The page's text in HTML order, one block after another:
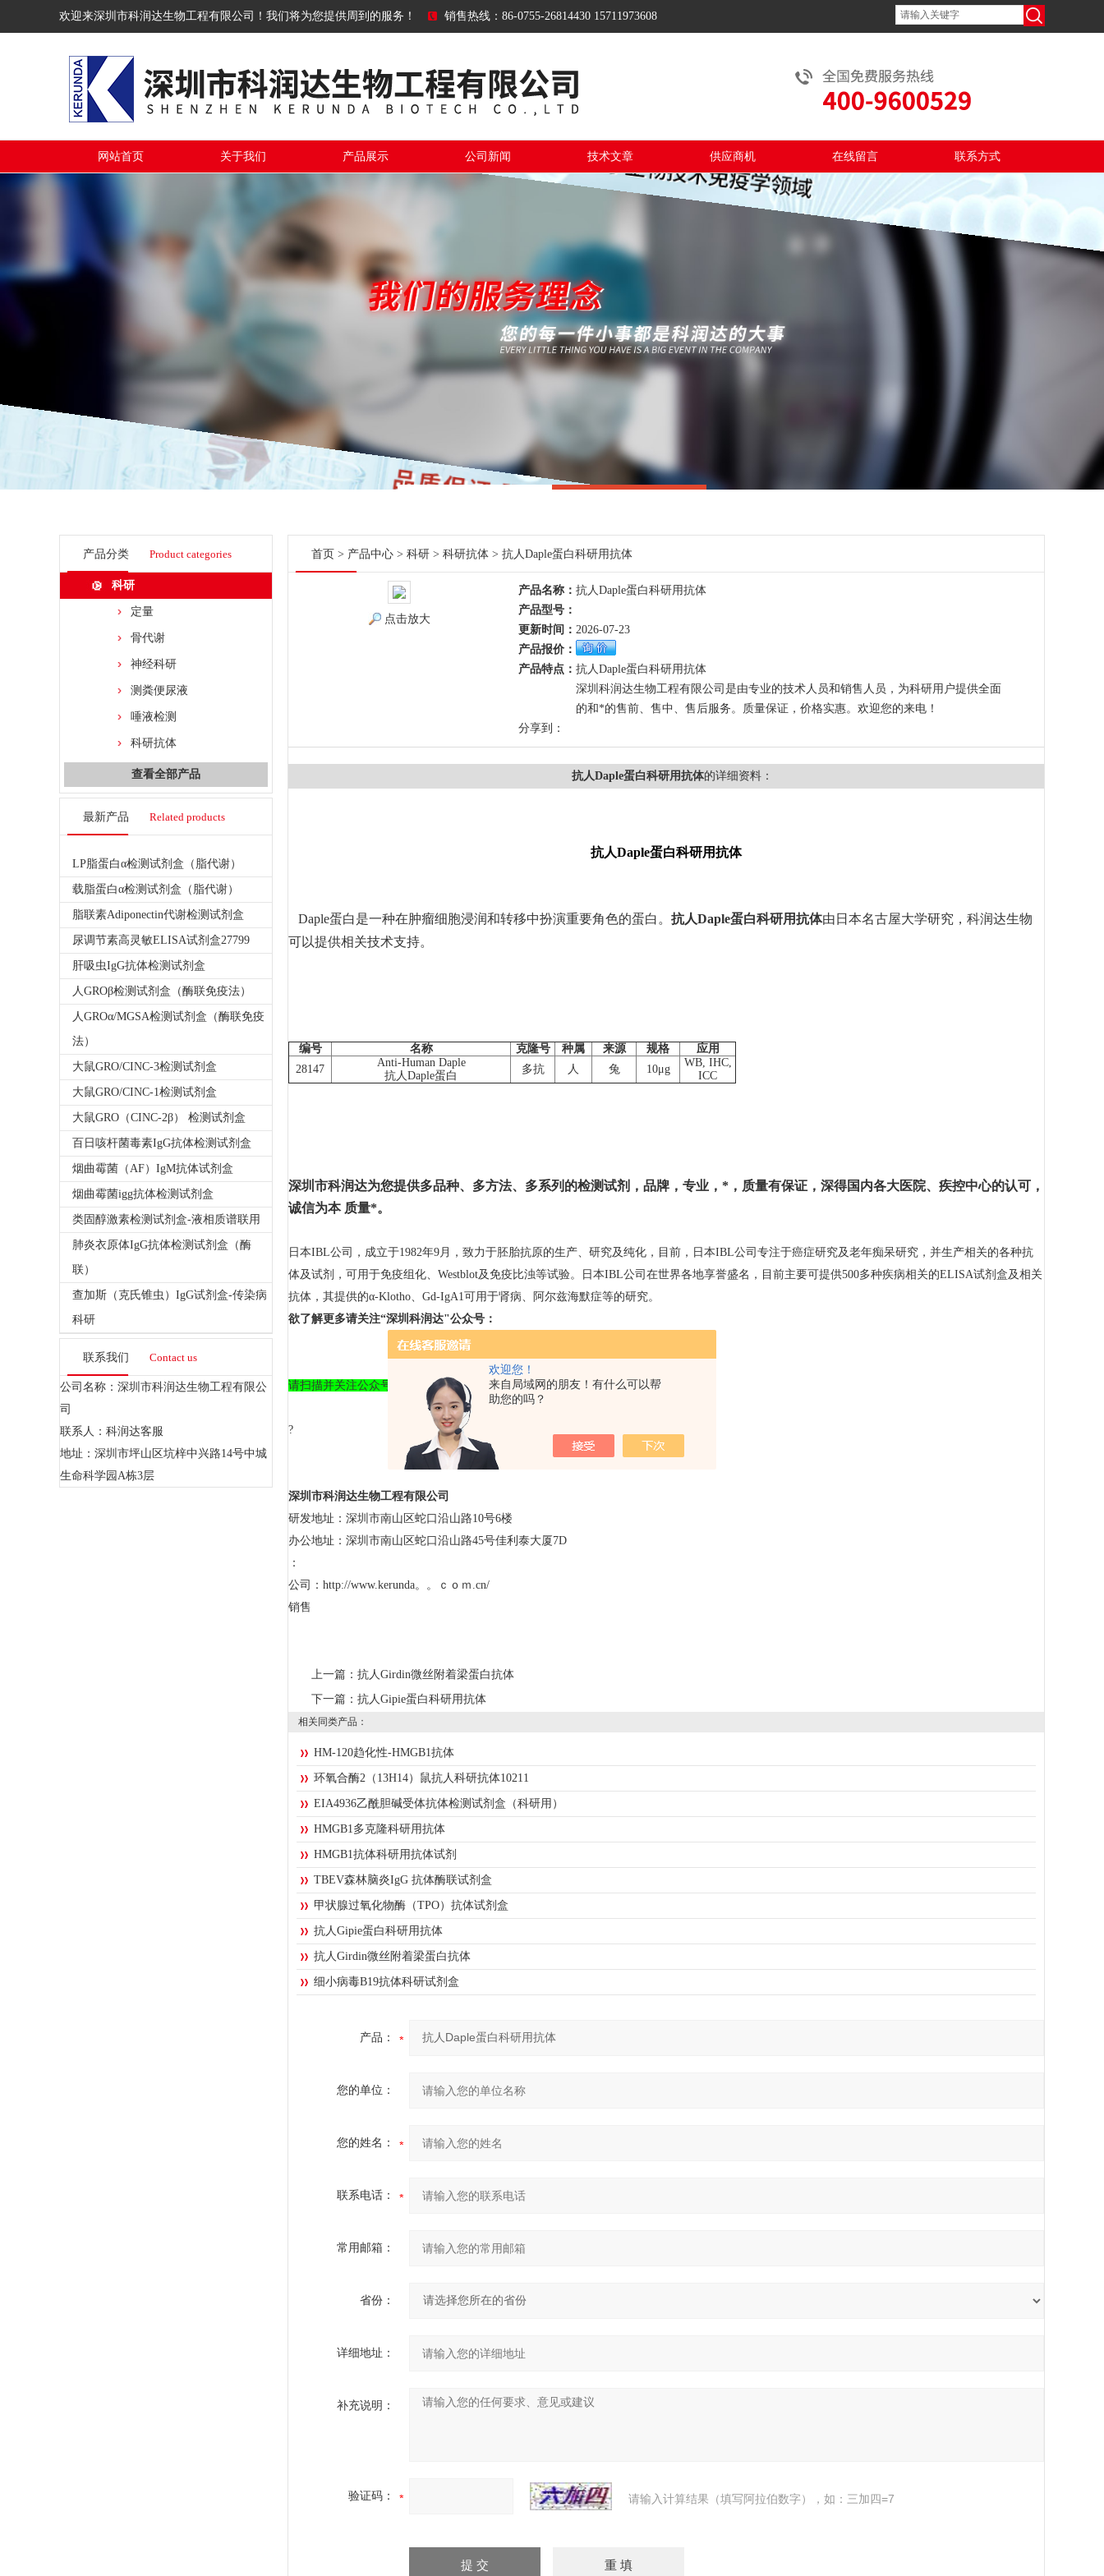
欢迎您！
来自局域网的朋友！有什么可以帮
助您的吗？
欢迎来深圳市科润达生物工程有限公司！我们将为您提供周到的服务！ 销售热线：86-0755-26814430 15711973608
网站首页 关于我们 产品展示 公司新闻 技术文章 供应商机 在线留言 联系方式
产品分类 Product categories
科研
定量
骨代谢
神经科研
测粪便尿液
唾液检测
科研抗体
查看全部产品
最新产品 Related products
LP脂蛋白α检测试剂盒（脂代谢）
载脂蛋白α检测试剂盒（脂代谢）
脂联素Adiponectin代谢检测试剂盒
尿调节素高灵敏ELISA试剂盒27799
肝吸虫IgG抗体检测试剂盒
人GROβ检测试剂盒（酶联免疫法）
人GROα/MGSA检测试剂盒（酶联免疫
法）
大鼠GRO/CINC-3检测试剂盒
大鼠GRO/CINC-1检测试剂盒
大鼠GRO（CINC-2β） 检测试剂盒
百日咳杆菌毒素IgG抗体检测试剂盒
烟曲霉菌（AF）IgM抗体试剂盒
烟曲霉菌igg抗体检测试剂盒
类固醇激素检测试剂盒-液相质谱联用
肺炎衣原体IgG抗体检测试剂盒（酶
联）
查加斯（克氏锥虫）IgG试剂盒-传染病
科研
联系我们 Contact us
公司名称：深圳市科润达生物工程有限公
司
联系人：科润达客服
地址：深圳市坪山区坑梓中兴路14号中城
生命科学园A栋3层
首页 > 产品中心 > 科研 > 科研抗体 > 抗人Daple蛋白科研用抗体
点击放大
产品名称： 抗人Daple蛋白科研用抗体
产品型号：
更新时间： 2026-07-23
产品报价：
产品特点： 抗人Daple蛋白科研用抗体
深圳科润达生物工程有限公司是由专业的技术人员和销售人员，为科研用户提供全面
的和*的售前、售中、售后服务。质量保证，价格实惠。欢迎您的来电！
分享到：
抗人Daple蛋白科研用抗体的详细资料：
抗人Daple蛋白科研用抗体
Daple蛋白是一种在肿瘤细胞浸润和转移中扮演重要角色的蛋白。 抗人Daple蛋白科研用抗体由日本名古屋大学研究，科润达生物
可以提供相关技术支持。
编号 名称 克隆号 种属 来源 规格
应用
28147
Anti-Human Daple
抗人Daple蛋白
多抗 人 兔 10μg
WB, IHC,
ICC
深圳市科润达为您提供多品种、多方法、多系列的检测试剂，品牌，专业，*，质量有保证，深得国内各大医院、疾控中心的认可，
诚信为本 质量*。
日本IBL公司，成立于1982年9月，致力于胚胎抗原的生产、研究及纯化，目前，日本IBL公司专注于癌症研究及老年痴呆研究，并生产相关的各种抗
体及试剂，可用于免疫组化、Westblot及免疫比浊等试验。日本IBL公司在世界各地享誉盛名，目前主要可提供500多种疾病相关的ELISA试剂盒及相关
抗体，其提供的α-Klotho、Gd-IgA1可用于肾病、阿尔兹海默症等的研究。
欲了解更多请关注“深圳科润达"公众号：
请扫描并关注公众号，订购有礼哦！
?
深圳市科润达生物工程有限公司
研发地址：深圳市南山区蛇口沿山路10号6楼
办公地址：深圳市南山区蛇口沿山路45号佳利泰大厦7D
：
公司：http://www.kerunda。。ｃｏｍ.cn/
销售
上一篇： 抗人Girdin微丝附着梁蛋白抗体
下一篇： 抗人Gipie蛋白科研用抗体
相关同类产品：
HM-120趋化性-HMGB1抗体
环氧合酶2（13H14）鼠抗人科研抗体10211
EIA4936乙酰胆碱受体抗体检测试剂盒（科研用）
HMGB1多克隆科研用抗体
HMGB1抗体科研用抗体试剂
TBEV森林脑炎IgG 抗体酶联试剂盒
甲状腺过氧化物酶（TPO）抗体试剂盒
抗人Gipie蛋白科研用抗体
抗人Girdin微丝附着梁蛋白抗体
细小病毒B19抗体科研试剂盒
产品：
您的单位：
您的姓名：
联系电话：
常用邮箱：
省份：
详细地址：
补充说明：
验证码： 请输入计算结果（填写阿拉伯数字），如：三加四=7